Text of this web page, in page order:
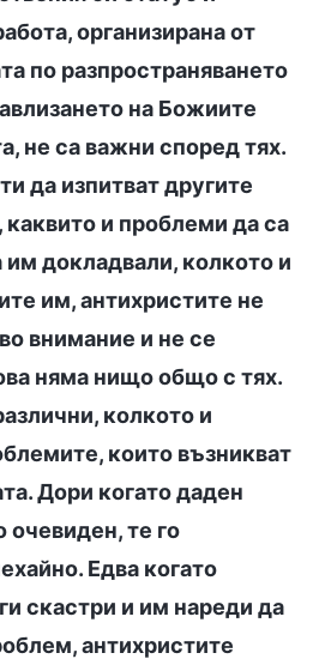
организирана от
по разпространяването
на Божиите
не са важни според тях.
да изпитват другите
каквито и проблеми да са
им докладвали, колкото и
им, антихристите не
внимание и не се
няма нищо общо с тях.
колкото и
които възникват
Дори когато даден
те го
Едва когато
скастри и им нареди да
антихристите